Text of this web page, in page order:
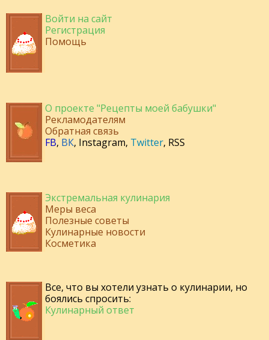
Войти на сайт
Регистрация
Помощь
О проекте "Рецепты моей бабушки"
Рекламодателям
Обратная связь
FB, ВК, Instagram, Twitter, RSS
Экстремальная кулинария
Меры веса
Полезные советы
Кулинарные новости
Косметика
Все, что вы хотели узнать о кулинарии, но
боялись спросить:
Кулинарный ответ